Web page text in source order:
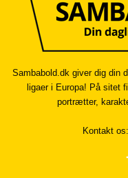
Sambabold.dk giver dig din
ligaer i Europa! På sitet
portrætter,
Kontakt os: